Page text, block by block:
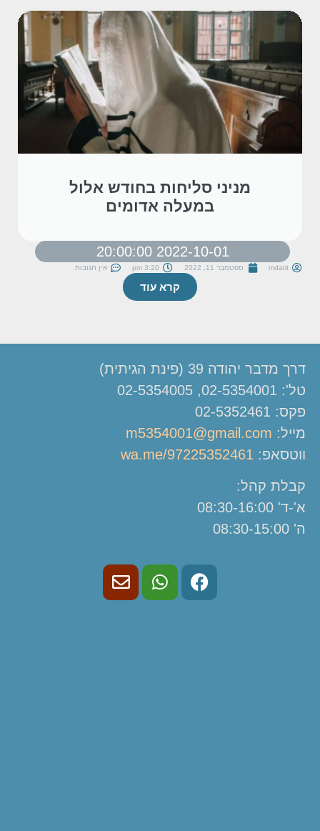
מניני סליחות בחודש אלול
במעלה אדומים
2022-10-01 20:00:00
mdatit ספטמבר 11, 2022 3:20 pm אין תגובות
קרא עוד
דרך מדבר יהודה 39 (פינת הגיתית)
טל': 02-5354001, 02-5354005
פקס: 02-5352461
מייל: m5354001@gmail.com
ווטסאפ: wa.me/97225352461
קבלת קהל:
א'-ד' 08:30-16:00
ה' 08:30-15:00